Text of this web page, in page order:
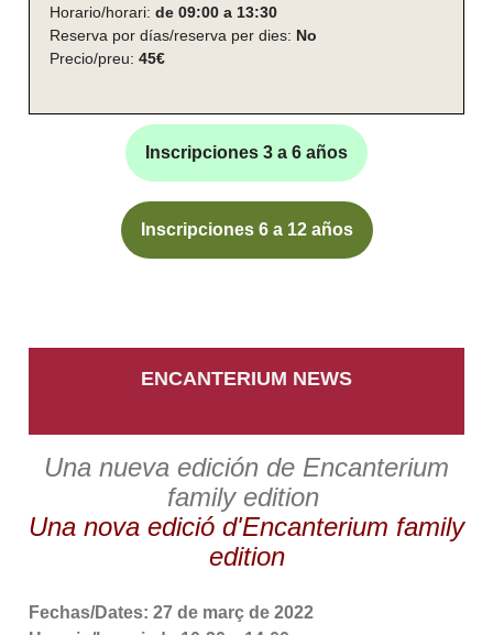
Horario/horari: de 09:00 a 13:30
Reserva por días/reserva per dies: No
Precio/preu: 45€
Inscripciones 3 a 6 años
Inscripciones 6 a 12 años
ENCANTERIUM NEWS
Una nueva edición de Encanterium
family edition
Una nova edició d'Encanterium family
edition
Fechas/Dates: 27 de març de 2022